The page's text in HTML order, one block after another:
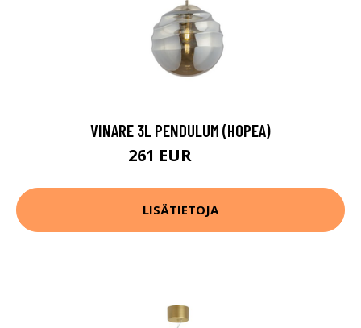
VINARE 3L PENDULUM (HOPEA)
261 EUR
LISÄTIETOJA